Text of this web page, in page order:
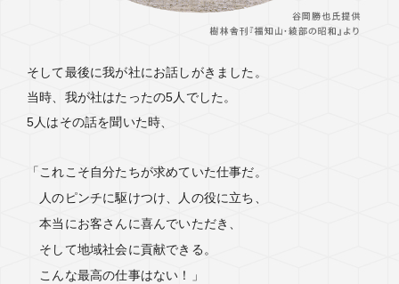
そして最後に我が社にお話しがきました。
当時、我が社はたったの5人でした。
5人はその話を聞いた時、
「これこそ自分たちが求めていた仕事だ。
人のピンチに駆けつけ、人の役に立ち、
本当にお客さんに喜んでいただき、
そして地域社会に貢献できる。
こんな最高の仕事はない！」